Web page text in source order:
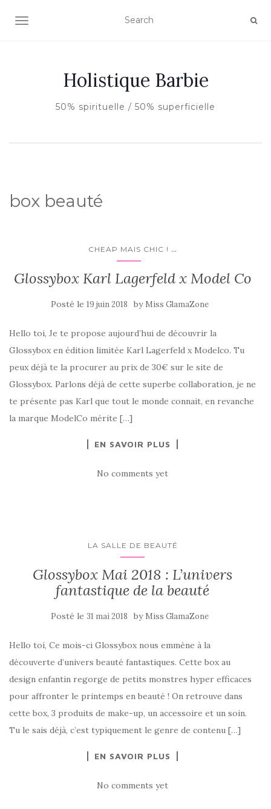
AFFICHER/MASQUER LA NAVIGATION
Holistique Barbie
50% spirituelle / 50% superficielle
box beauté
CHEAP MAIS CHIC ! ...
Glossybox Karl Lagerfeld x Model Co
Posté le 19 juin 2018 by Miss GlamaZone
Hello toi, Je te propose aujourd’hui de découvrir la
Glossybox en édition limitée Karl Lagerfeld x Modelco. Tu
peux déjà te la procurer au prix de 30€ sur le site de
Glossybox. Parlons déjà de cette superbe collaboration, je ne
te présente pas Karl que tout le monde connait, en revanche
la marque ModelCo mérite […]
EN SAVOIR PLUS
No comments yet
LA SALLE DE BEAUTÉ
Glossybox Mai 2018 : L’univers
fantastique de la beauté
Posté le 31 mai 2018 by Miss GlamaZone
Hello toi, Ce mois-ci Glossybox nous emmène à la
découverte d’univers beauté fantastiques. Cette box au
design enfantin regorge de petits monstres hyper efficaces
pour affronter le printemps en beauté ! On retrouve dans
cette box, 3 produits de make-up, un accessoire et un soin.
Tu le sais déjà, c’est typiquement le genre de contenu […]
EN SAVOIR PLUS
No comments yet